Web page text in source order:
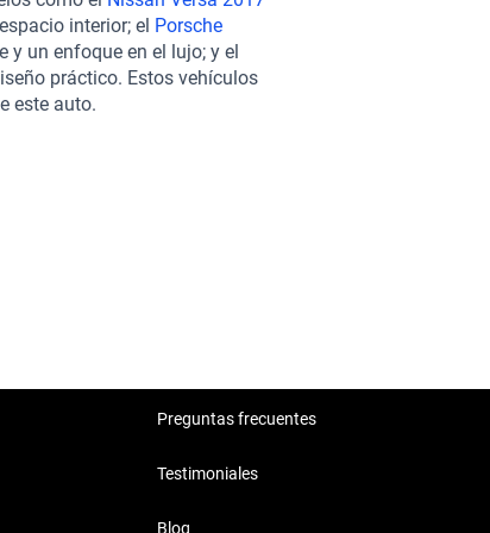
para todos, mientras que
nivel superior. Equipado con
de estacionamiento, este
Focus 2017 naranja pasa
y estético. Ofrecemos
interior; el Porsche
y un enfoque en el lujo; y el
práctico. Estos vehículos
este auto.
Preguntas frecuentes
Testimoniales
Blog